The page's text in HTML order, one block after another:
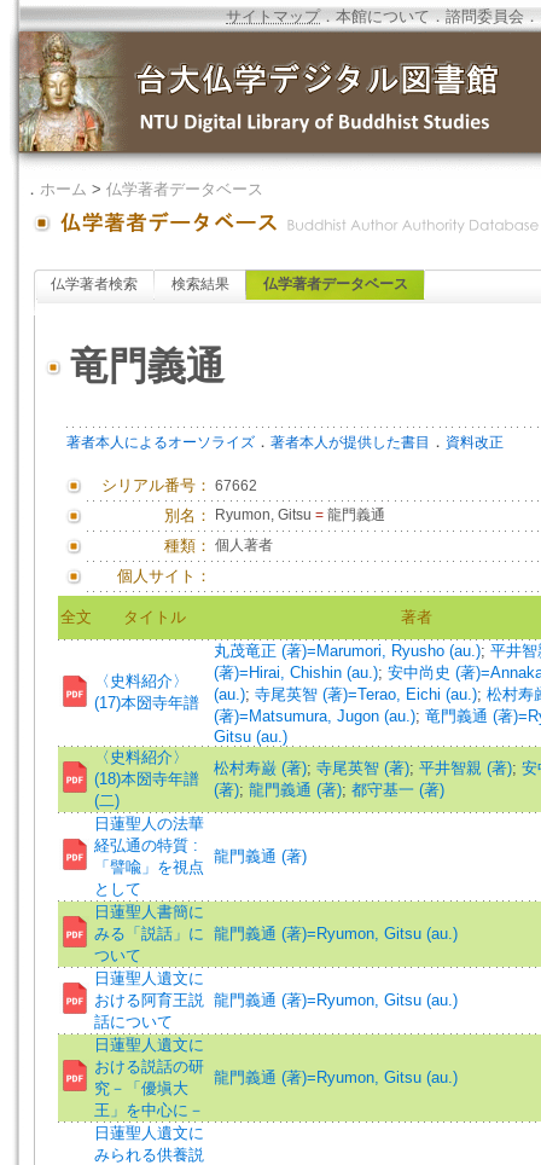
サイトマップ．本館について ．諮問委員会 ．
． ホーム > 仏学著者データベース
仏学著者検索 検索結果 仏学著者データベース
竜門義通
著者本人によるオーソライズ ． 著者本人が提供した書目 ． 資料改正
シリアル番号： 67662
別名： Ryumon, Gitsu = 龍門義通
種類： 個人著者
個人サイト：
全文 タイトル 著者
〈史料紹介〉
(17)本圀寺年譜
丸茂竜正 (著)=Marumori, Ryusho (au.); 平井智
(著)=Hirai, Chishin (au.); 安中尚史 (著
(au.); 寺尾英智 (著)=Terao, Eichi (au.); 松村寿
(著)=Matsumura, Jugon (au.); 竜門義通 (著
Gitsu (au.)
〈史料紹介〉
(18)本圀寺年譜
(二)
松村寿巌 (著); 寺尾英智 (著); 平井智親 (著); 安
(著); 龍門義通 (著); 都守基一 (著)
日蓮聖人の法華
経弘通の特質 :
「譬喩」を視点
として
龍門義通 (著)
日蓮聖人書簡に
みる「説話」に
ついて
龍門義通 (著)=Ryumon, Gitsu (au.)
日蓮聖人遺文に
おける阿育王説
話について
龍門義通 (著)=Ryumon, Gitsu (au.)
日蓮聖人遺文に
おける説話の研
究－「優塡大
王」を中心に－
龍門義通 (著)=Ryumon, Gitsu (au.)
日蓮聖人遺文に
みられる供養説